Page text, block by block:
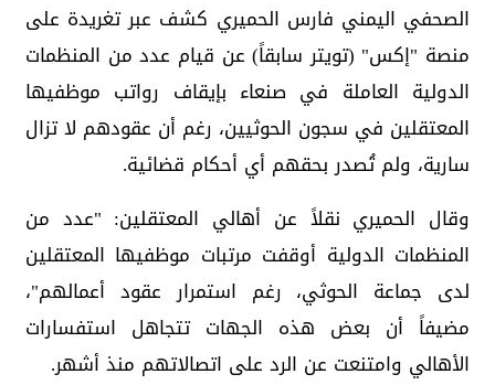
الصحفي اليمني فارس الحميري كشف عبر تغريدة على
منصة "إكس" (تويتر سابقاً) عن قيام عدد من المنظمات
الدولية العاملة في صنعاء بإيقاف رواتب موظفيها
المعتقلين في سجون الحوثيين، رغم أن عقودهم لا تزال
سارية، ولم تُصدر بحقهم أي أحكام قضائية.
وقال الحميري نقلاً عن أهالي المعتقلين: "عدد من
المنظمات الدولية أوقفت مرتبات موظفيها المعتقلين
لدى جماعة الحوثي، رغم استمرار عقود أعمالهم"،
مضيفاً أن بعض هذه الجهات تتجاهل استفسارات
الأهالي وامتنعت عن الرد على اتصالاتهم منذ أشهر.